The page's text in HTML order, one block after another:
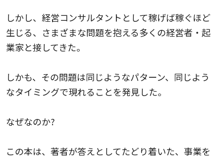
しかし、経営コンサルタントとして稼げば稼ぐほど
生じる、さまざまな問題を抱える多くの経営者・起
業家と接してきた。
しかも、その問題は同じようなパターン、同じよう
なタイミングで現れることを発見した。
なぜなのか?
この本は、著者が答えとしてたどり着いた、事業を